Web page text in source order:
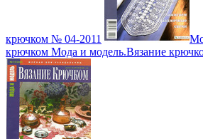
крючком № 04-2011
крючком Мода и модель.Вязание